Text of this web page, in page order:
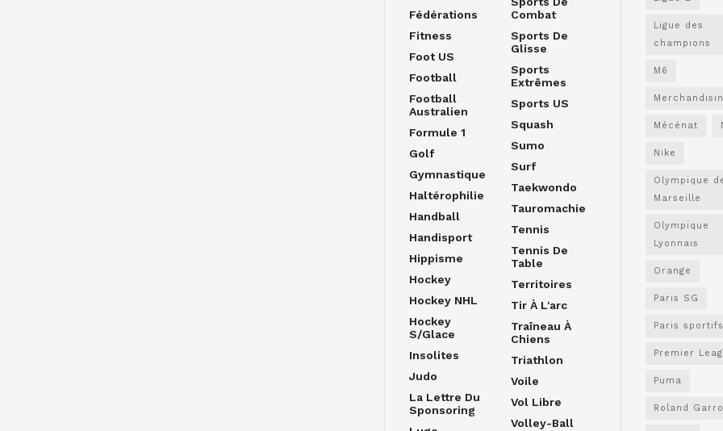
Fédérations
Fitness
Foot US
Football
Football
Australien
Formule 1
Golf
Gymnastique
Haltérophilie
Handball
Handisport
Hippisme
Hockey
Hockey NHL
Hockey
S/glace
Insolites
Judo
La Lettre Du
Sponsoring
Combat
Sports De
Glisse
Sports
Extrêmes
Sports US
Squash
Sumo
Surf
Taekwondo
Tauromachie
Tennis
Tennis De
Table
Territoires
Tir À L'arc
Traîneau À
Chiens
Triathlon
Voile
Vol Libre
Volley-Ball
Ligue des
champions
M6
Mécénat
Nike
Olympique
Marseille
Olympique
Lyonnais
Orange
Paris SG
Paris sportifs
Premier
Puma
Roland